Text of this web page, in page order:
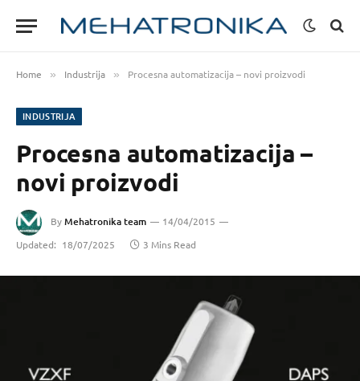
Home » Industrija » Procesna automatizacija – novi proizvodi
INDUSTRIJA
Procesna automatizacija –
novi proizvodi
ByMehatronika team
14/04/2015
Updated: 18/07/2025 3 Mins Read